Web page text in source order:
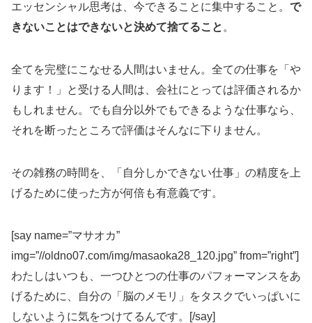
エッセンシャル思考は、今できることに集中すること。 で
きないことはできないと決めて捨てること 。
全てを完璧にこなせる人間はいません。全ての仕事を「や
ります！」と受ける人間は、会社にとっては評価されるか
もしれません。でも自分以外でもできるような仕事なら、
それを断ったところで評価はそんなに下りません。
その雑務の時間を、「自分しかできない仕事」の精度を上
げるために使った方が何倍も有意義です。
[say name=”マサオカ”
img=”//oldno07.com/img/masaoka28_120.jpg” from=”right”]
わたしはいつも、一つひとつの仕事のパフォーマンスをあ
げるために、自分の「脳のメモリ」をタスクでいっぱいに
しないように気をつけてるんです。[/say]